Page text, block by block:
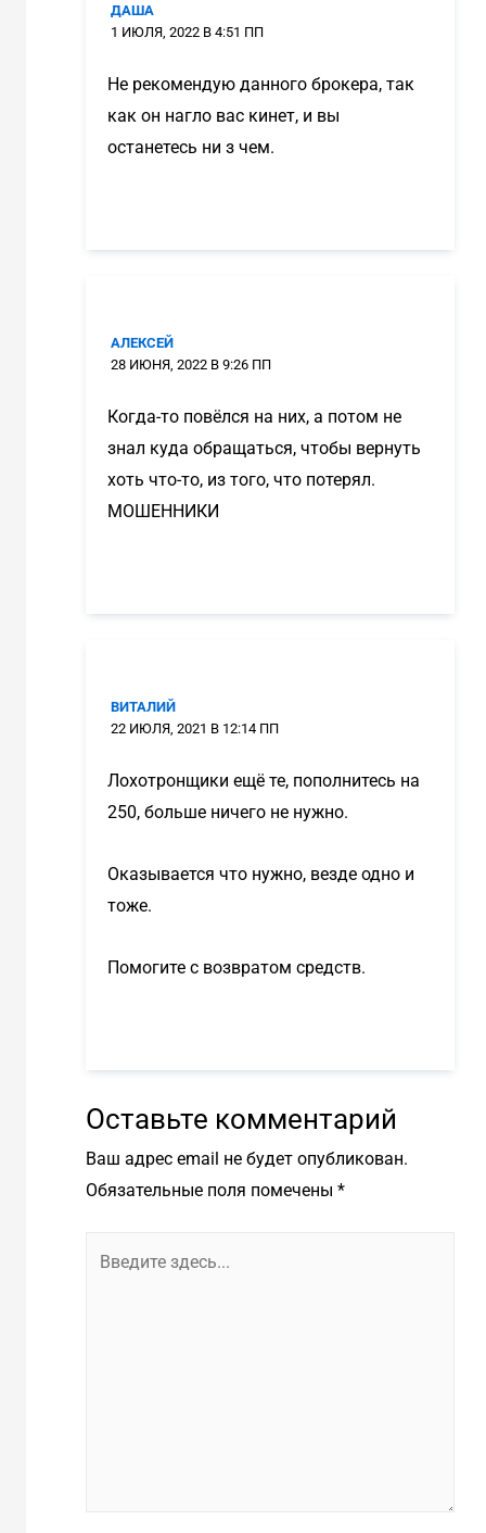
ДАША
1 ИЮЛЯ, 2022 В 4:51 ПП
Не рекомендую данного брокера, так
как он нагло вас кинет, и вы
останетесь ни з чем.
АЛЕКСЕЙ
28 ИЮНЯ, 2022 В 9:26 ПП
Когда-то повёлся на них, а потом не
знал куда обращаться, чтобы вернуть
хоть что-то, из того, что потерял.
МОШЕННИКИ
ВИТАЛИЙ
22 ИЮЛЯ, 2021 В 12:14 ПП
Лохотронщики ещё те, пополнитесь на
250, больше ничего не нужно.
Оказывается что нужно, везде одно и
тоже.
Помогите с возвратом средств.
Оставьте комментарий
Ваш адрес email не будет опубликован.
Обязательные поля помечены *